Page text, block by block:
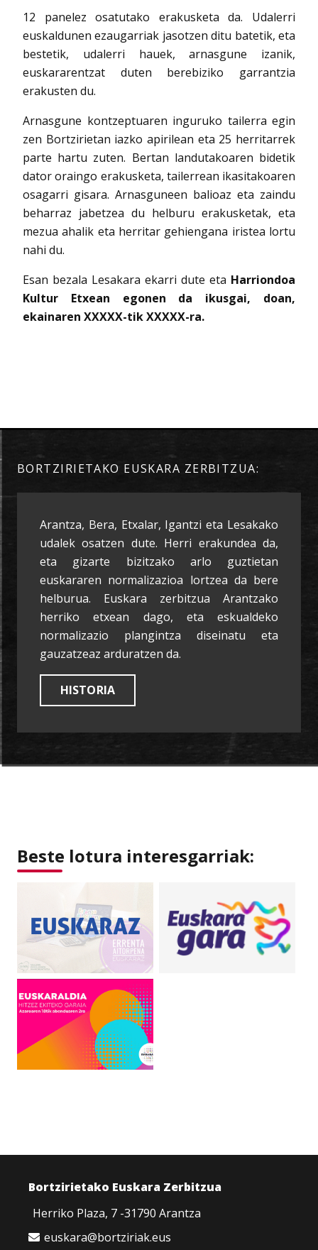
12 panelez osatutako erakusketa da. Udalerri
euskaldunen ezaugarriak jasotzen ditu batetik, eta
bestetik, udalerri hauek, arnasgune izanik,
euskararentzat duten berebiziko garrantzia
erakusten du.
Arnasgune kontzeptuaren inguruko tailerra egin
zen Bortzirietan iazko apirilean eta 25 herritarrek
parte hartu zuten. Bertan landutakoaren bidetik
dator oraingo erakusketa, tailerrean ikasitakoaren
osagarri gisara. Arnasguneen balioaz eta zaindu
beharraz jabetzea du helburu erakusketak, eta
mezua ahalik eta herritar gehiengana iristea lortu
nahi du.
Esan bezala Lesakara ekarri dute eta Harriondoa
Kultur Etxean egonen da ikusgai, doan,
ekainaren XXXXX-tik XXXXX-ra.
BORTZIRIETAKO EUSKARA ZERBITZUA:
Arantza, Bera, Etxalar, Igantzi eta Lesakako
udalek osatzen dute. Herri erakundea da,
eta gizarte bizitzako arlo guztietan
euskararen normalizazioa lortzea da bere
helburua. Euskara zerbitzua Arantzako
herriko etxean dago, eta eskualdeko
normalizazio plangintza diseinatu eta
gauzatzeaz arduratzen da.
HISTORIA
Beste lotura interesgarriak:
Bortzirietako Euskara Zerbitzua
Herriko Plaza, 7 -31790 Arantza
euskara@bortziriak.eus